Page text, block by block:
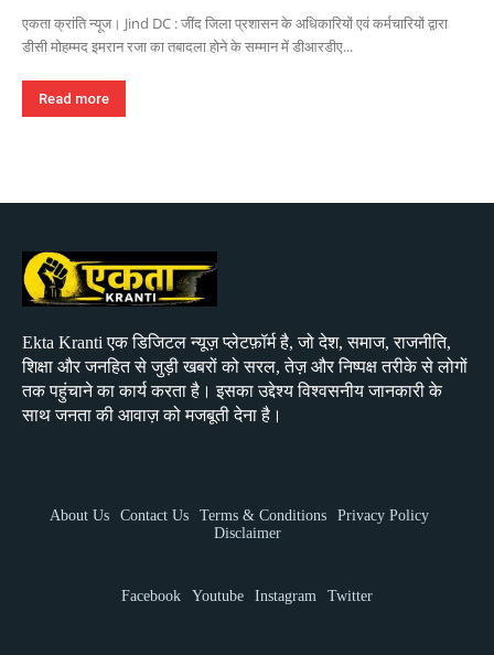
एकता क्रांति न्यूज। Jind DC : जींद जिला प्रशासन के अधिकारियों एवं कर्मचारियों द्वारा
डीसी मोहम्मद इमरान रजा का तबादला होने के सम्मान में डीआरडीए...
Read more
Ekta Kranti एक डिजिटल न्यूज़ प्लेटफ़ॉर्म है, जो देश, समाज, राजनीति,
शिक्षा और जनहित से जुड़ी खबरों को सरल, तेज़ और निष्पक्ष तरीके से लोगों
तक पहुंचाने का कार्य करता है। इसका उद्देश्य विश्वसनीय जानकारी के
साथ जनता की आवाज़ को मजबूती देना है।
About Us Contact Us Terms & Conditions
Privacy Policy
Disclaimer
Facebook Youtube Instagram Twitter